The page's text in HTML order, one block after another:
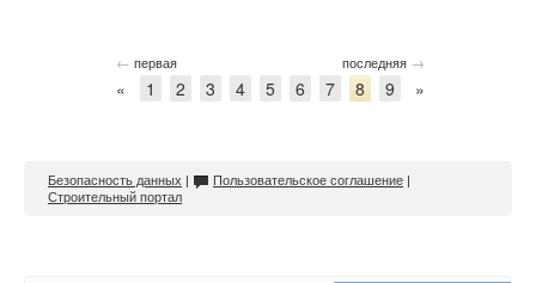
← первая последняя →
« 1 2 3 4 5 6 7 8 9 »
Безопасность данных | Пользовательское соглашение |
Строительный портал